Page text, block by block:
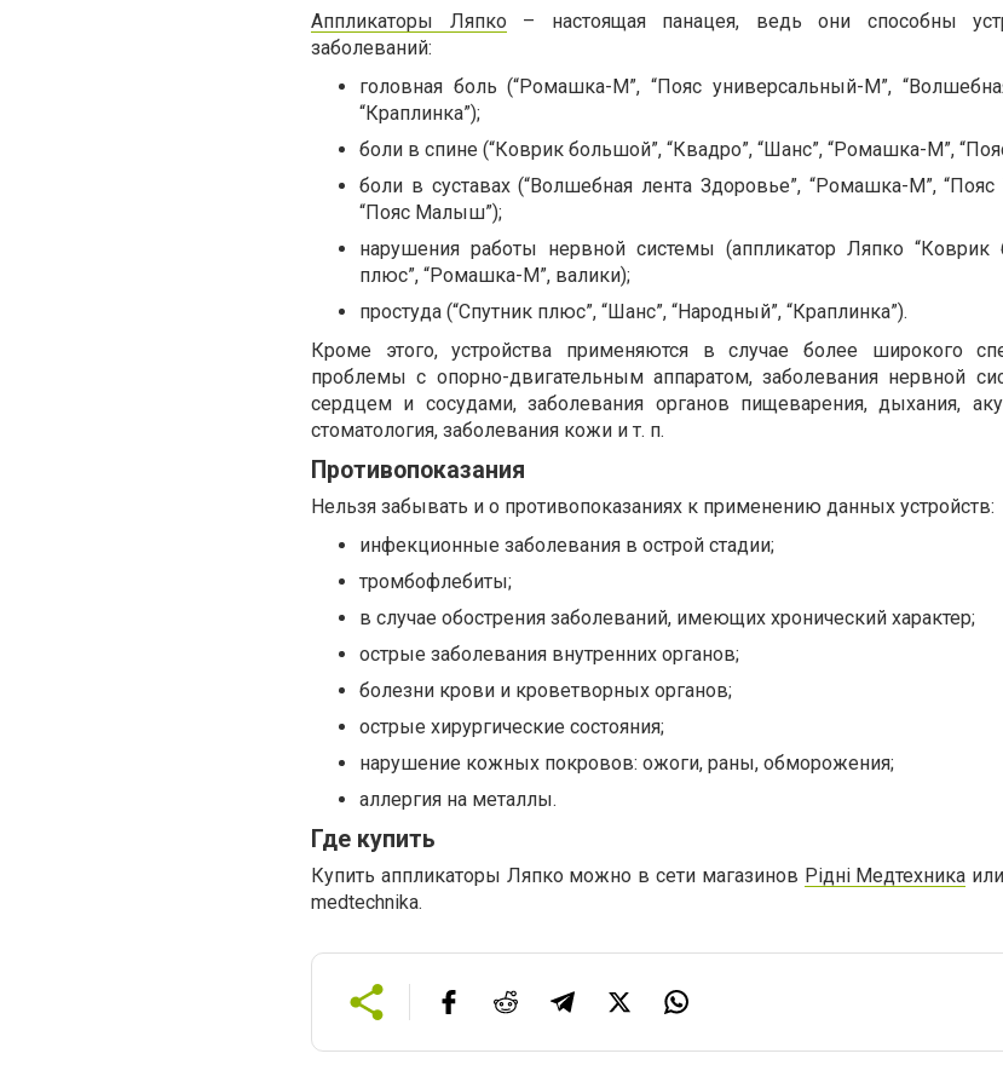
Аппликаторы Ляпко – настоящая панацея, ведь они способны
заболеваний:
головная боль (“Ромашка-М”, “Пояс универсальный-М”,
“Краплинка”);
боли в спине (“Коврик большой”, “Квадро”, “Шанс”, “Ромашка-М”,
боли в суставах (“Волшебная лента Здоровье”, “Ромашка-М”,
“Пояс Малыш”);
нарушения работы нервной системы (аппликатор Ляпко “Коврик
плюс”, “Ромашка-М”, валики);
простуда (“Спутник плюс”, “Шанс”, “Народный”, “Краплинка”).
Кроме этого, устройства применяются в случае более широкого
проблемы с опорно-двигательным аппаратом, заболевания нервной
сердцем и сосудами, заболевания органов пищеварения, дыхания,
стоматология, заболевания кожи и т. п.
Противопоказания
Нельзя забывать и о противопоказаниях к применению данных устройств:
инфекционные заболевания в острой стадии;
тромбофлебиты;
в случае обострения заболеваний, имеющих хронический характер;
острые заболевания внутренних органов;
болезни крови и кроветворных органов;
острые хирургические состояния;
нарушение кожных покровов: ожоги, раны, обморожения;
аллергия на металлы.
Где купить
Купить аппликаторы Ляпко можно в сети магазинов Рідні Медтехника
medtechnika.